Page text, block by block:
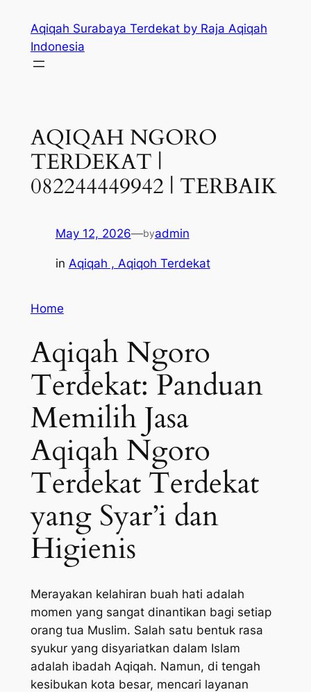
content
Aqiqah Surabaya Terdekat by Raja Aqiqah
Indonesia
AQIQAH NGORO
TERDEKAT |
082244449942 | TERBAIK
May 12, 2026—byadmin
in Aqiqah , Aqiqoh Terdekat
Home
Aqiqah Ngoro
Terdekat: Panduan
Memilih Jasa
Aqiqah Ngoro
Terdekat Terdekat
yang Syar’i dan
Higienis
Merayakan kelahiran buah hati adalah
momen yang sangat dinantikan bagi setiap
orang tua Muslim. Salah satu bentuk rasa
syukur yang disyariatkan dalam Islam
adalah ibadah Aqiqah. Namun, di tengah
kesibukan kota besar, mencari layanan